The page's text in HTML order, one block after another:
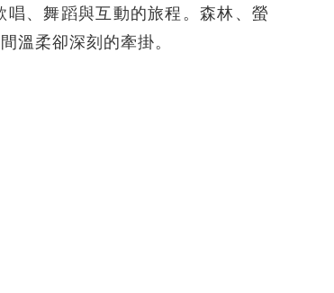
、舞蹈與互動的旅程。森林、螢
溫柔卻深刻的牽掛。